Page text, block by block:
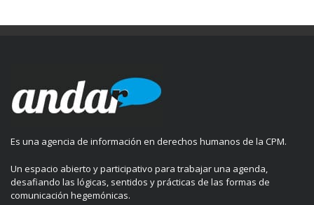
Es una agencia de información en derechos humanos de la CPM.
Un espacio abierto y participativo para trabajar una agenda,
desafiando las lógicas, sentidos y prácticas de las formas de
comunicación hegemónicas.